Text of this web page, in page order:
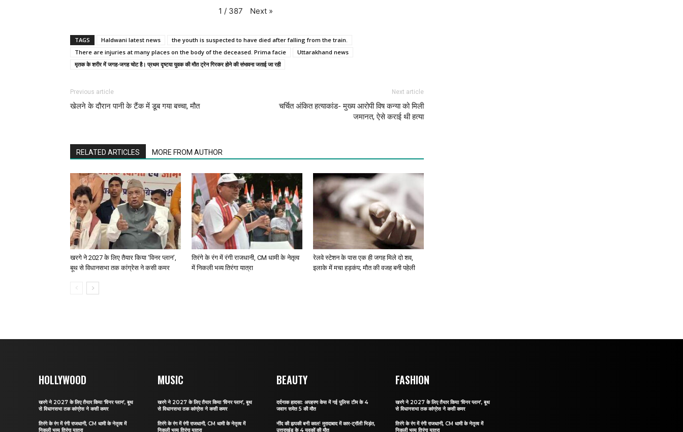
1 / 387 Next »
TAGS Haldwani latest news
the youth is suspected to have died after falling from the train.
There are injuries at many places on the body of the deceased. Prima facie
Uttarakhand news
मृतक के शरीर में जगह-जगह चोट है। प्रथम दृष्टया युवक की मौत ट्रेन गिरकर होने की संभावना जताई जा रही
Previous article
खेलने के दौरान पानी के टैंक में डूब गया बच्चा, मौत
Next article
चर्चित अंकित हत्याकांड- मुख्य आरोपी विष कन्या को मिली
जमानत, ऐसे कराई थी हत्या
RELATED ARTICLES MORE FROM AUTHOR
खरगे ने 2027 के लिए तैयार किया ‘विनर प्लान’,
बूथ से विधानसभा तक कांग्रेस ने कसी कमर
तिरंगे के रंग में रंगी राजधानी, CM धामी के नेतृत्व
में निकली भव्य तिरंगा यात्रा
रेलवे स्टेशन के पास एक ही जगह मिले दो शव,
इलाके में मचा हड़कंप; मौत की वजह बनी पहेली
HOLLYWOOD
खरगे ने 2027 के लिए तैयार किया ‘विनर प्लान’, बूथ
से विधानसभा तक कांग्रेस ने कसी कमर
तिरंगे के रंग में रंगी राजधानी, CM धामी के नेतृत्व में
निकली भव्य तिरंगा यात्रा
MUSIC
खरगे ने 2027 के लिए तैयार किया ‘विनर प्लान’, बूथ
से विधानसभा तक कांग्रेस ने कसी कमर
तिरंगे के रंग में रंगी राजधानी, CM धामी के नेतृत्व में
निकली भव्य तिरंगा यात्रा
BEAUTY
दर्दनाक हादसा: अपहरण केस में गई पुलिस टीम के 4
जवान समेत 5 की मौत
नींद की झपकी बनी काल! मुरादाबाद में कार-ट्रॉली भिड़ंत,
उत्तराखंड के 4 युवकों की मौत
FASHION
खरगे ने 2027 के लिए तैयार किया ‘विनर प्लान’, बूथ
से विधानसभा तक कांग्रेस ने कसी कमर
तिरंगे के रंग में रंगी राजधानी, CM धामी के नेतृत्व में
निकली भव्य तिरंगा यात्रा